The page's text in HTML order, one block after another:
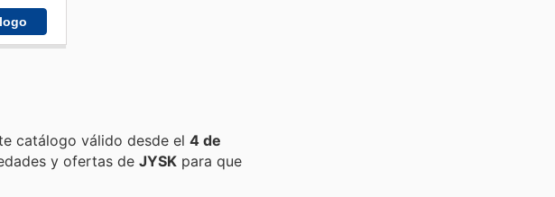
catálogo válido desde el 4 de
y ofertas de JYSK para que